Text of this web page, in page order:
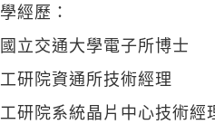
學經歷：
國立交通大學電子所博士
工研院資通所技術經理
工研院系統晶片中心技術經